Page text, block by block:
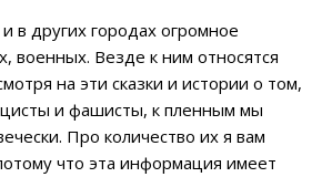
других городах огромное
военных. Везде к ним относятся
на эти сказки и истории о том,
и фашисты, к пленным мы
Про количество их я вам
что эта информация имеет